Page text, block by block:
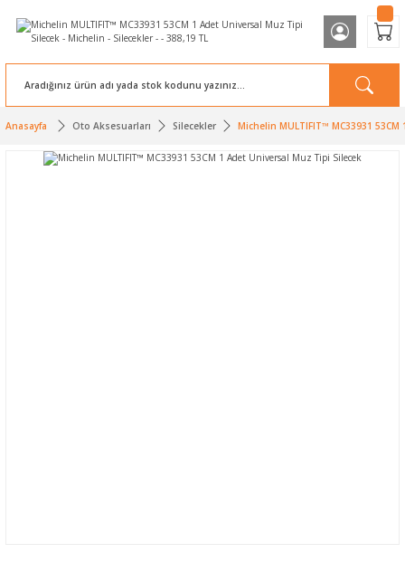
Anasayfa Oto Aksesuarları Silecekler Michelin MULTIFIT™ MC33931